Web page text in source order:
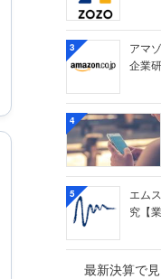
3
アマ
企業
4
5
エム
究【
最新決算で